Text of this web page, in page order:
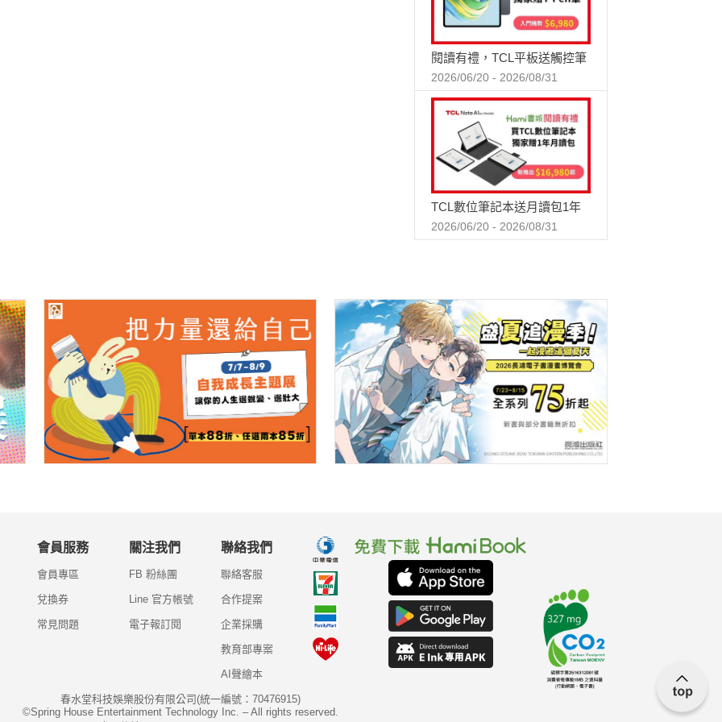
閱讀有禮，TCL平板送觸控筆
2026/06/20 - 2026/08/31
TCL數位筆記本送月讀包1年
2026/06/20 - 2026/08/31
會員服務
會員專區
兌換券
常見問題
關注我們
FB 粉絲團
Line 官方帳號
電子報訂閱
聯絡我們
聯絡客服
合作提案
企業採購
教育部專案
AI聲繪本
春水堂科技娛樂股份有限公司(統一編號：70476915)
©Spring House Entertainment Technology Inc. – All rights reserved.